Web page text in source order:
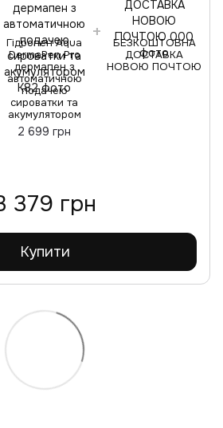
Гідропен Aqua
DermaPen Pro
дермапен з
автоматичною
подачею
сироватки та
акумулятором
2 699 грн
БЕЗКОШТОВНА
ДОСТАВКА
НОВОЮ ПОЧТОЮ
379 грн
Купити